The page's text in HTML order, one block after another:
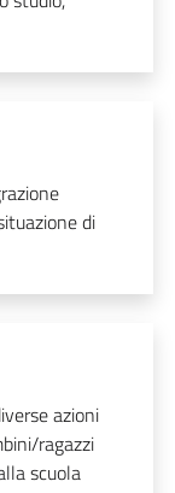
di
azioni
ragazzi
scuola